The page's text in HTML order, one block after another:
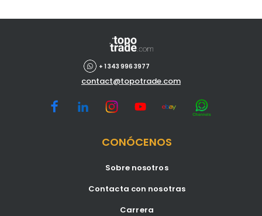
+ 1 343 996 3977
contact@topotrade.com
CONÓCENOS
Sobre nosotros
Contacta con nosotras
Carrera